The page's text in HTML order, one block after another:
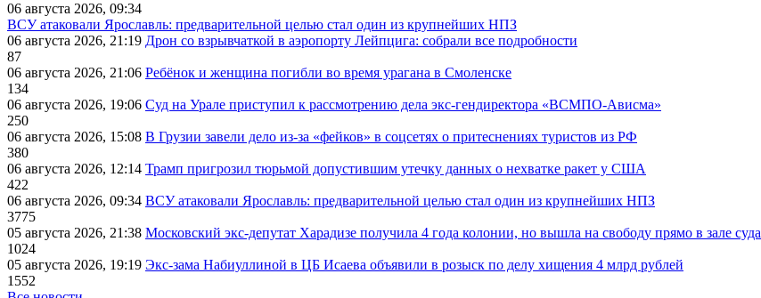
06 августа 2026, 09:34
ВСУ атаковали Ярославль: предварительной целью стал один из крупнейших НПЗ
06 августа 2026, 21:19 Дрон со взрывчаткой в аэропорту Лейпцига: собрали все подробности
87
06 августа 2026, 21:06 Ребёнок и женщина погибли во время урагана в Смоленске
134
06 августа 2026, 19:06 Суд на Урале приступил к рассмотрению дела экс-гендиректора «ВСМПО-Ависма»
250
06 августа 2026, 15:08 В Грузии завели дело из-за «фейков» в соцсетях о притеснениях туристов из РФ
380
06 августа 2026, 12:14 Трамп пригрозил тюрьмой допустившим утечку данных о нехватке ракет у США
422
06 августа 2026, 09:34 ВСУ атаковали Ярославль: предварительной целью стал один из крупнейших НПЗ
3775
05 августа 2026, 21:38 Московский экс-депутат Харадизе получила 4 года колонии, но вышла на свободу прямо в зале суда
1024
05 августа 2026, 19:19 Экс-зама Набиуллиной в ЦБ Исаева объявили в розыск по делу хищения 4 млрд рублей
1552